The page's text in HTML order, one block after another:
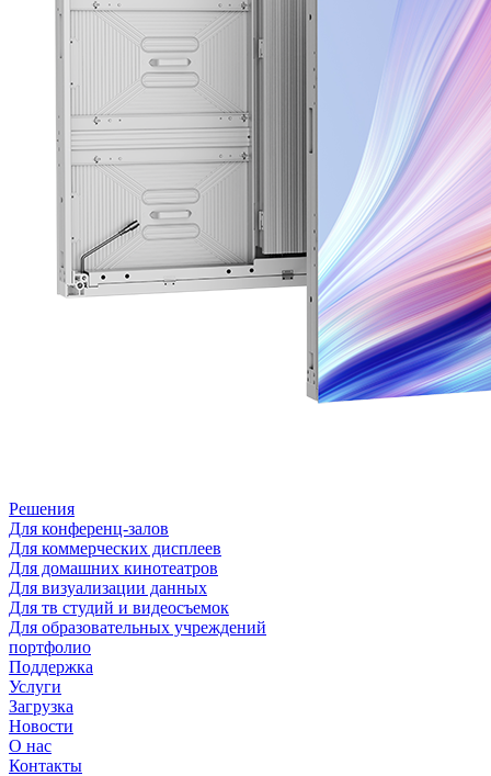
Решения
Для конференц-залов
Для коммерческих дисплеев
Для домашних кинотеатров
Для визуализации данных
Для тв студий и видеосъемок
Для образовательных учреждений
портфолио
Поддержка
Услуги
Загрузка
Новости
О нас
Контакты